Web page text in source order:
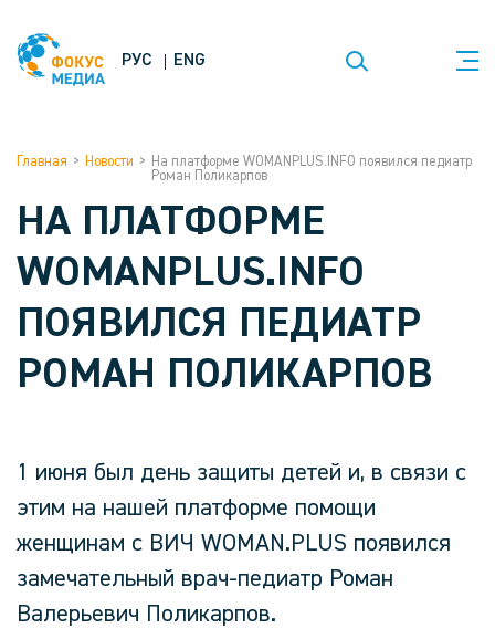
РУС ENG
Главная > Новости >
На платформе WOMANPLUS.INFO появился педиатр
Роман Поликарпов
НА ПЛАТФОРМЕ
WOMANPLUS.INFO
ПОЯВИЛСЯ ПЕДИАТР
РОМАН ПОЛИКАРПОВ
1 июня был день защиты детей и, в связи с
этим на нашей платформе помощи
женщинам с ВИЧ WOMAN.PLUS появился
замечательный врач-педиатр Роман
Валерьевич Поликарпов.